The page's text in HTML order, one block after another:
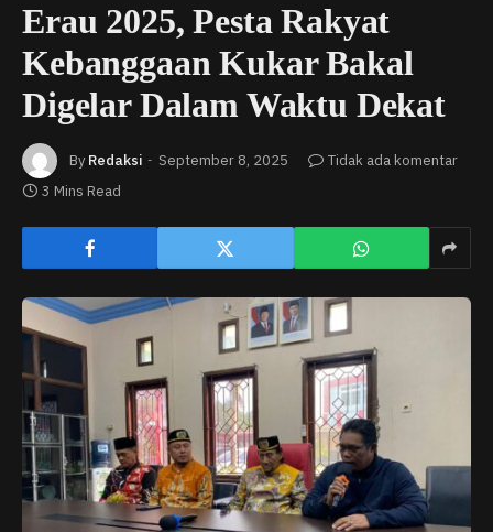
Erau 2025, Pesta Rakyat
Kebanggaan Kukar Bakal
Digelar Dalam Waktu Dekat
By Redaksi September 8, 2025
Tidak ada komentar
3 Mins Read